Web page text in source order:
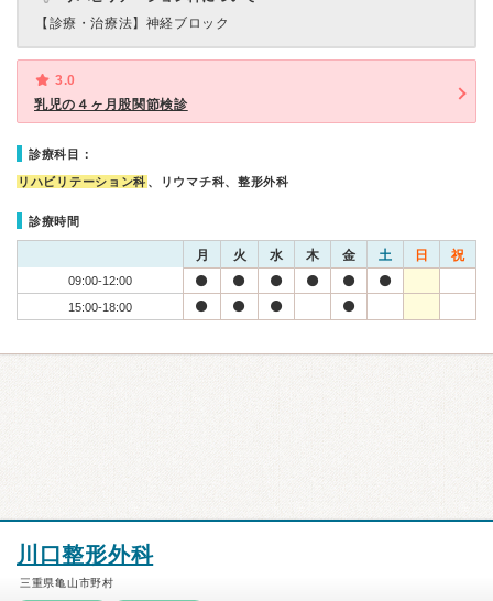
【診療・治療法】 神経ブロック
3.0
乳児の４ヶ月股関節検診
診療科目：
リハビリテーション科 、リウマチ科、整形外科
診療時間
月 火 水 木 金 土 日 祝
09:00-12:00
15:00-18:00
川口整形外科
三重県亀山市野村